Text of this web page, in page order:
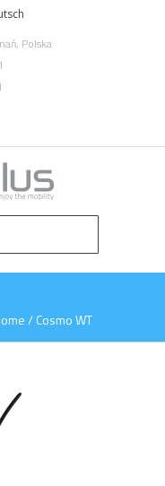
Polska
/ Cosmo WT